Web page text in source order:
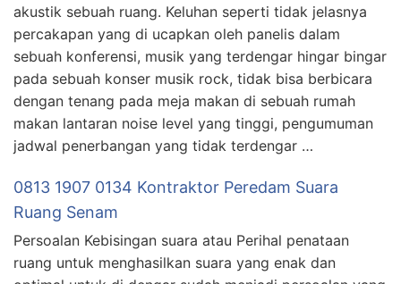
akustik sebuah ruang. Keluhan seperti tidak jelasnya
percakapan yang di ucapkan oleh panelis dalam
sebuah konferensi, musik yang terdengar hingar bingar
pada sebuah konser musik rock, tidak bisa berbicara
dengan tenang pada meja makan di sebuah rumah
makan lantaran noise level yang tinggi, pengumuman
jadwal penerbangan yang tidak terdengar …
0813 1907 0134 Kontraktor Peredam Suara
Ruang Senam
Persoalan Kebisingan suara atau Perihal penataan
ruang untuk menghasilkan suara yang enak dan